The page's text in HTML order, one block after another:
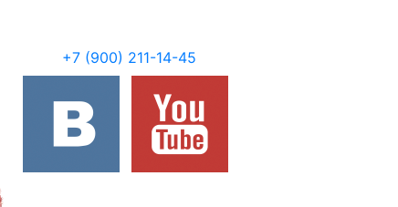
+7 (900) 211-14-45